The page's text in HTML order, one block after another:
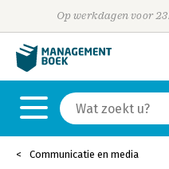
Op werkdagen voor
Communicatie en media